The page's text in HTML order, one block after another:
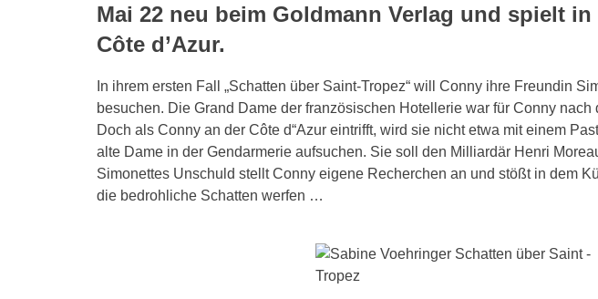
Mai 22 neu beim Goldmann Verlag und spielt
Côte d’Azur.
In ihrem ersten Fall „Schatten über Saint-Tropez“ will Conny ihre Freundin
besuchen. Die Grand Dame der französischen Hotellerie war für Conny nach
Doch als Conny an der Côte d“Azur eintrifft, wird sie nicht etwa mit einem
alte Dame in der Gendarmerie aufsuchen. Sie soll den Milliardär Henri
Simonettes Unschuld stellt Conny eigene Recherchen an und stößt in dem
die bedrohliche Schatten werfen …